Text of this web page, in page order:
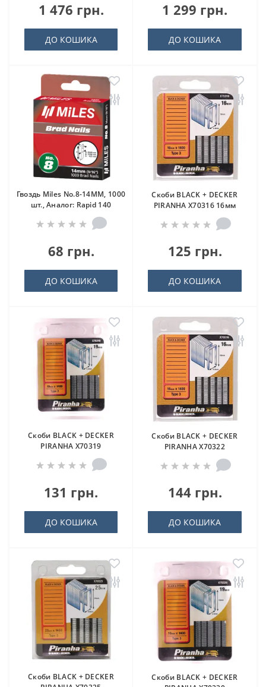
1 476 грн.
ДО КОШИКА
1 299 грн.
ДО КОШИКА
Гвоздь Miles No.8-14MM, 1000
шт., Аналог: Rapid 140
68 грн.
ДО КОШИКА
Скоби BLACK + DECKER
PIRANHA X70316 16мм
125 грн.
ДО КОШИКА
Скоби BLACK + DECKER
PIRANHA X70319
131 грн.
ДО КОШИКА
Скоби BLACK + DECKER
PIRANHA X70322
144 грн.
ДО КОШИКА
Скоби BLACK + DECKER
Скоби BLACK + DECKER